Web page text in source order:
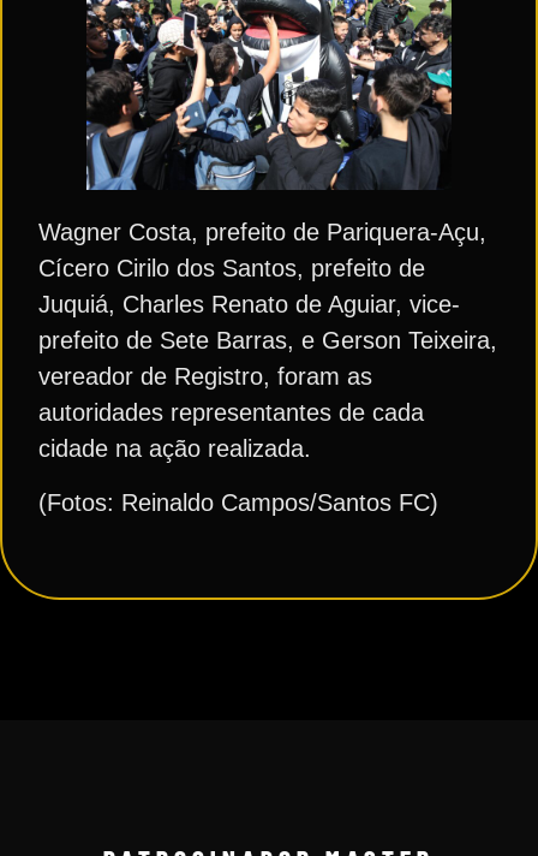
Wagner Costa, prefeito de Pariquera-Açu,
Cícero Cirilo dos Santos, prefeito de
Juquiá, Charles Renato de Aguiar, vice-
prefeito de Sete Barras, e Gerson Teixeira,
vereador de Registro, foram as
autoridades representantes de cada
cidade na ação realizada.
(Fotos: Reinaldo Campos/Santos FC)